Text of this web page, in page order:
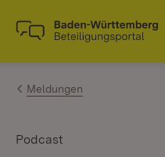
Zum Inhalt springen
Link zur Startseite
Meldungen
Podcast